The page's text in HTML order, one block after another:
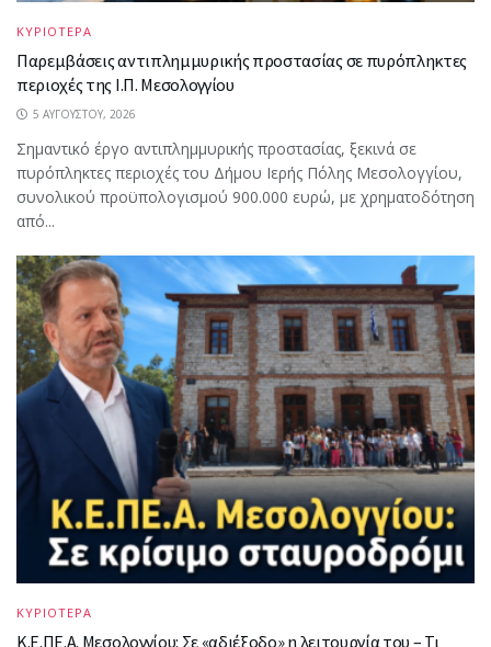
ΚΥΡΙΟΤΕΡΑ
Παρεμβάσεις αντιπλημμυρικής προστασίας σε πυρόπληκτες
περιοχές της Ι.Π. Μεσολογγίου
5 ΑΥΓΟΎΣΤΟΥ, 2026
Σημαντικό έργο αντιπλημμυρικής προστασίας, ξεκινά σε
πυρόπληκτες περιοχές του Δήμου Ιερής Πόλης Μεσολογγίου,
συνολικού προϋπολογισμού 900.000 ευρώ, με χρηματοδότηση
από...
ΚΥΡΙΟΤΕΡΑ
Κ.Ε.ΠΕ.Α. Μεσολογγίου: Σε «αδιέξοδο» η λειτουργία του – Τι